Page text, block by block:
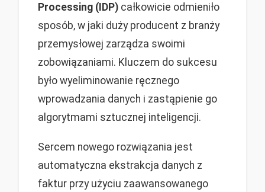
Processing (IDP) całkowicie odmieniło
sposób, w jaki duży producent z branży
przemysłowej zarządza swoimi
zobowiązaniami. Kluczem do sukcesu
było wyeliminowanie ręcznego
wprowadzania danych i zastąpienie go
algorytmami sztucznej inteligencji.
Sercem nowego rozwiązania jest
automatyczna ekstrakcja danych z
faktur przy użyciu zaawansowanego